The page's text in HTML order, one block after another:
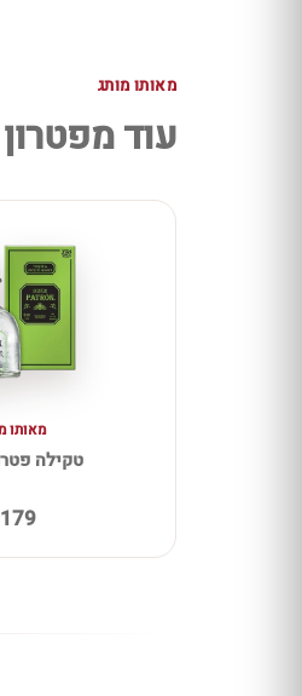
מאותו מותג
עוד מפטרון
מאותו
טקילה